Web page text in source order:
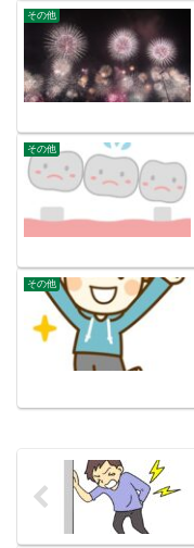
その他
その他
その他